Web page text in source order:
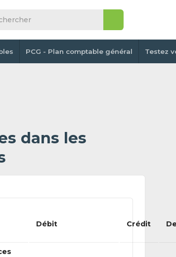
PCG - Plan comptable général Testez
dans les
Débit Crédit